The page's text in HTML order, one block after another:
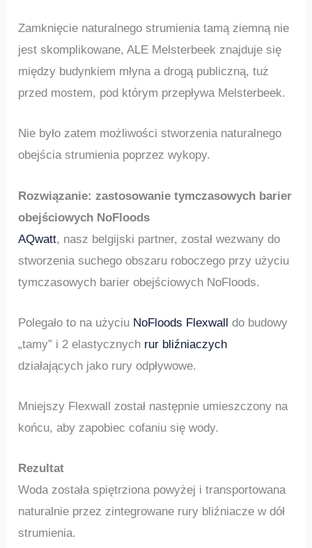
Zamknięcie naturalnego strumienia tamą ziemną nie
jest skomplikowane, ALE Melsterbeek znajduje się
między budynkiem młyna a drogą publiczną, tuż
przed mostem, pod którym przepływa Melsterbeek.
Nie było zatem możliwości stworzenia naturalnego
obejścia strumienia poprzez wykopy.
Rozwiązanie: zastosowanie tymczasowych barier
obejściowych NoFloods
AQwatt, nasz belgijski partner, został wezwany do
stworzenia suchego obszaru roboczego przy użyciu
tymczasowych barier obejściowych NoFloods.
Polegało to na użyciu NoFloods Flexwall do budowy
„tamy” i 2 elastycznych rur bliźniaczych
działających jako rury odpływowe.
Mniejszy Flexwall został następnie umieszczony na
końcu, aby zapobiec cofaniu się wody.
Rezultat
Woda została spiętrziona powyżej i transportowana
naturalnie przez zintegrowane rury bliźniacze w dół
strumienia.